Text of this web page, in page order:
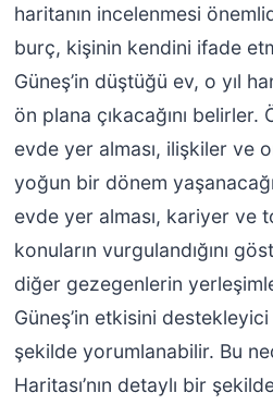
haritanın incelenmesi
burç, kişinin kendini ifade
Güneş’in düştüğü ev, o yıl
ön plana çıkacağını belirler.
evde yer alması, ilişkiler ve
yoğun bir dönem
evde yer alması, kariyer ve
konuların vurgulandığını
diğer gezegenlerin
Güneş’in etkisini
şekilde yorumlanabilir. Bu
Haritası’nın detaylı bir